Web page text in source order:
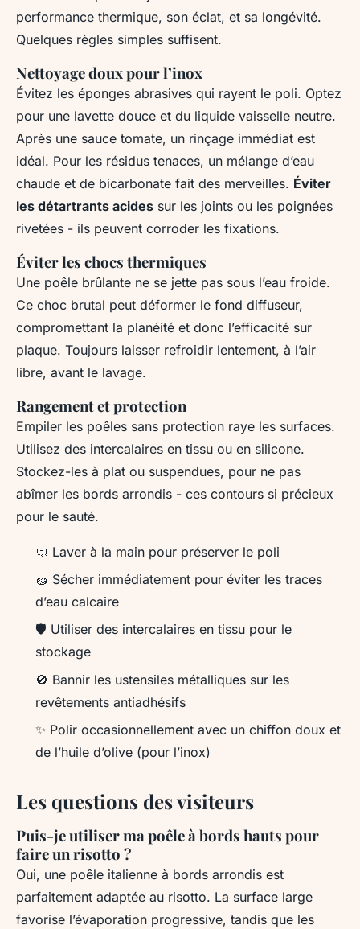
performance thermique, son éclat, et sa longévité.
Quelques règles simples suffisent.
Nettoyage doux pour l’inox
Évitez les éponges abrasives qui rayent le poli. Optez
pour une lavette douce et du liquide vaisselle neutre.
Après une sauce tomate, un rinçage immédiat est
idéal. Pour les résidus tenaces, un mélange d’eau
chaude et de bicarbonate fait des merveilles. Éviter
les détartrants acides sur les joints ou les poignées
rivetées - ils peuvent corroder les fixations.
Éviter les chocs thermiques
Une poêle brûlante ne se jette pas sous l’eau froide.
Ce choc brutal peut déformer le fond diffuseur,
compromettant la planéité et donc l’efficacité sur
plaque. Toujours laisser refroidir lentement, à l’air
libre, avant le lavage.
Rangement et protection
Empiler les poêles sans protection raye les surfaces.
Utilisez des intercalaires en tissu ou en silicone.
Stockez-les à plat ou suspendues, pour ne pas
abîmer les bords arrondis - ces contours si précieux
pour le sauté.
🧼 Laver à la main pour préserver le poli
🧽 Sécher immédiatement pour éviter les traces
d’eau calcaire
🛡️ Utiliser des intercalaires en tissu pour le
stockage
🚫 Bannir les ustensiles métalliques sur les
revêtements antiadhésifs
✨ Polir occasionnellement avec un chiffon doux et
de l’huile d’olive (pour l’inox)
Les questions des visiteurs
Puis-je utiliser ma poêle à bords hauts pour
faire un risotto ?
Oui, une poêle italienne à bords arrondis est
parfaitement adaptée au risotto. La surface large
favorise l’évaporation progressive, tandis que les